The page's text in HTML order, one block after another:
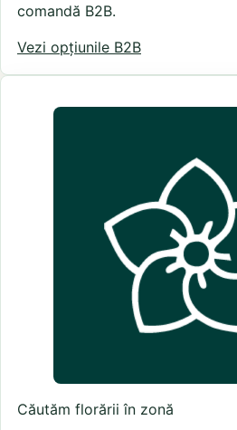
comandă B2B.
Vezi opțiunile B2B
Căutăm florării în zonă